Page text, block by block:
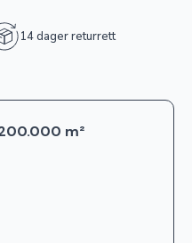
14 dager returrett
m²